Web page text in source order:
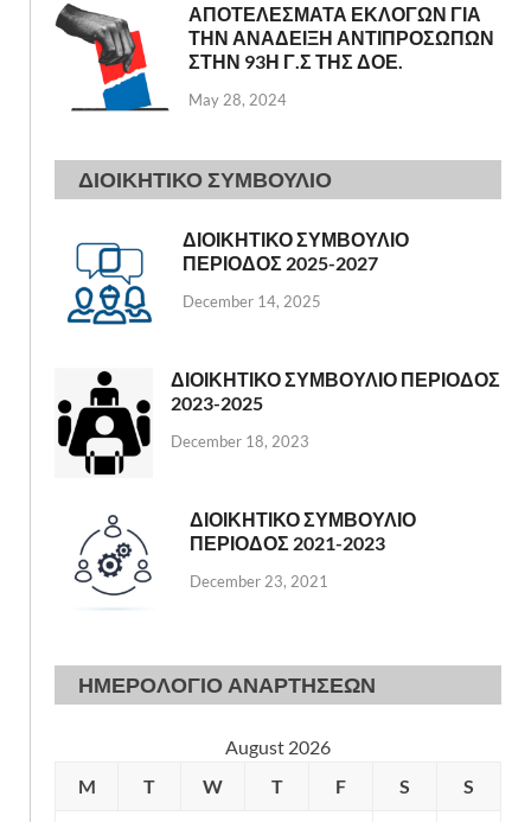
ΑΠΟΤΕΛΕΣΜΑΤΑ ΕΚΛΟΓΩΝ ΓΙΑ
ΤΗΝ ΑΝΑΔΕΙΞΗ ΑΝΤΙΠΡΟΣΩΠΩΝ
ΣΤΗΝ 93Η Γ.Σ ΤΗΣ ΔΟΕ.
May 28, 2024
ΔΙΟΙΚΗΤΙΚΟ ΣΥΜΒΟΥΛΙΟ
ΔΙΟΙΚΗΤΙΚΟ ΣΥΜΒΟΥΛΙΟ
ΠΕΡΙΟΔΟΣ 2025-2027
December 14, 2025
ΔΙΟΙΚΗΤΙΚΟ ΣΥΜΒΟΥΛΙΟ ΠΕΡΙΟΔΟΣ
2023-2025
December 18, 2023
ΔΙΟΙΚΗΤΙΚΟ ΣΥΜΒΟΥΛΙΟ
ΠΕΡΙΟΔΟΣ 2021-2023
December 23, 2021
ΗΜΕΡΟΛΟΓΙΟ ΑΝΑΡΤΗΣΕΩΝ
August 2026
M
T W T F S S